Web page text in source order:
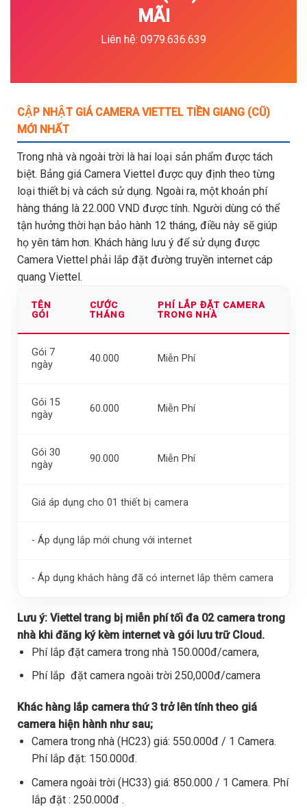
MÃI
Liên hệ: 0979.636.639
CẬP NHẬT GIÁ CAMERA VIETTEL TIỀN GIANG (CŨ)
MỚI NHẤT
Trong nhà và ngoài trời là hai loại sản phẩm được tách
biệt. Bảng giá Camera Viettel được quy định theo từng
loại thiết bị và cách sử dụng. Ngoài ra, một khoản phí
hàng tháng là 22.000 VND được tính. Người dùng có thể
tận hưởng thời hạn bảo hành 12 tháng, điều này sẽ giúp
họ yên tâm hơn. Khách hàng lưu ý để sử dụng được
Camera Viettel phải lắp đặt đường truyền internet cáp
quang Viettel.
TÊN
GÓI
CƯỚC
THÁNG
PHÍ LẮP ĐẶT CAMERA
TRONG NHÀ
Gói 7
ngày
40.000 Miễn Phí
Gói 15
ngày
60.000 Miễn Phí
Gói 30
ngày
90.000 Miễn Phí
Giá áp dụng cho 01 thiết bị camera
- Áp dụng lắp mới chung với internet
- Áp dụng khách hàng đã có internet lắp thêm camera
Lưu ý: Viettel trang bị miễn phí tối đa 02 camera trong
nhà khi đăng ký kèm internet và gói lưu trữ Cloud.
Phí lắp đặt camera trong nhà 150.000đ/camera,
Phí lắp đặt camera ngoài trời 250,000đ/camera
Khác hàng lắp camera thứ 3 trở lên tính theo giá
camera hiện hành như sau;
Camera trong nhà (HC23) giá: 550.000đ / 1 Camera.
Phí lắp đặt: 150.000đ.
Camera ngoài trời (HC33) giá: 850.000 / 1 Camera. Phí
lắp đặt : 250.000đ .